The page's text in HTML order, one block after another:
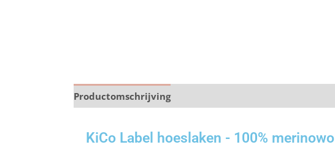
Productomschrijving
KiCo Label hoeslaken - 100% merinowol